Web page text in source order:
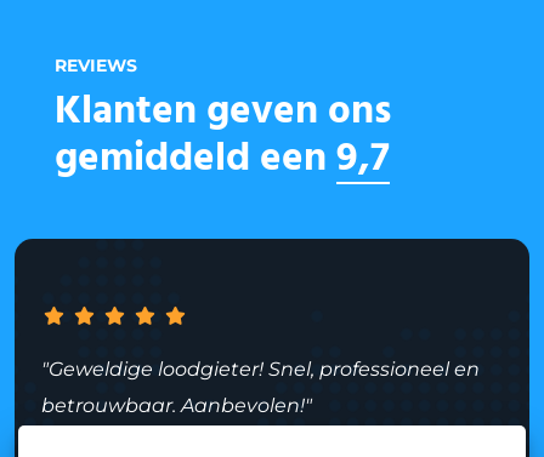
REVIEWS
Klanten geven ons
gemiddeld een 9,7
"Geweldige loodgieter! Snel, professioneel en
betrouwbaar. Aanbevolen!"